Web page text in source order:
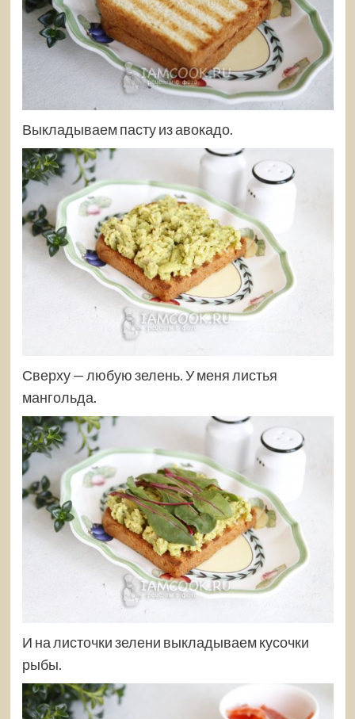
Выкладываем пасту из авокадо.
Сверху — любую зелень. У меня листья
мангольда.
И на листочки зелени выкладываем кусочки
рыбы.